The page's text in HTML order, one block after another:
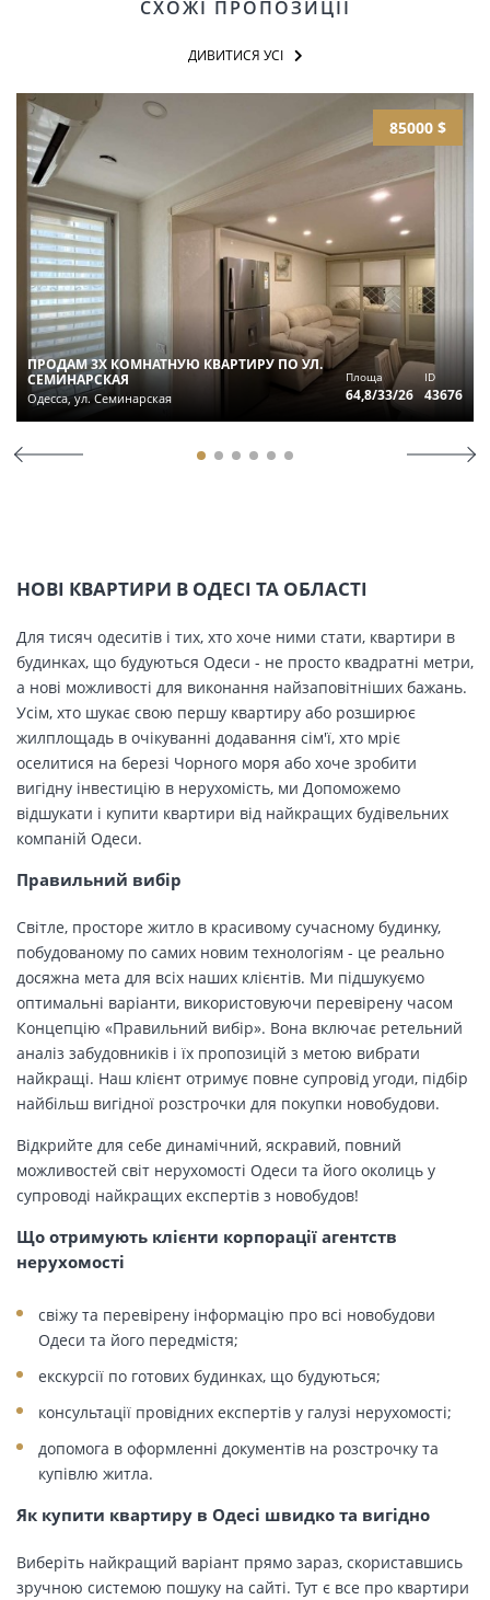
СХОЖІ ПРОПОЗИЦІЇ
ДИВИТИСЯ УСІ
85000 $
ПРОДАМ 3Х КОМНАТНУЮ КВАРТИРУ ПО УЛ.
СЕМИНАРСКАЯ
Одесса, ул. Семинарская
Площа
64,8/33/26
ID
43676
НОВІ КВАРТИРИ В ОДЕСІ ТА ОБЛАСТІ
Для тисяч одеситів і тих, хто хоче ними стати, квартири в
будинках, що будуються Одеси - не просто квадратні метри,
а нові можливості для виконання найзаповітніших бажань.
Усім, хто шукає свою першу квартиру або розширює
жилплощадь в очікуванні додавання сім'ї, хто мріє
оселитися на березі Чорного моря або хоче зробити
вигідну інвестицію в нерухомість, ми Допоможемо
відшукати і купити квартири від найкращих будівельних
компаній Одеси.
Правильний вибір
Світле, просторе житло в красивому сучасному будинку,
побудованому по самих новим технологіям - це реально
досяжна мета для всіх наших клієнтів. Ми підшукуємо
оптимальні варіанти, використовуючи перевірену часом
Концепцію «Правильний вибір». Вона включає ретельний
аналіз забудовників і їх пропозицій з метою вибрати
найкращі. Наш клієнт отримує повне супровід угоди, підбір
найбільш вигідної розстрочки для покупки новобудови.
Відкрийте для себе динамічний, яскравий, повний
можливостей світ нерухомості Одеси та його околиць у
супроводі найкращих експертів з новобудов!
Що отримують клієнти корпорації агентств
нерухомості
свіжу та перевірену інформацію про всі новобудови
Одеси та його передмістя;
екскурсії по готових будинках, що будуються;
консультації провідних експертів у галузі нерухомості;
допомога в оформленні документів на розстрочку та
купівлю житла.
Як купити квартиру в Одесі швидко та вигідно
Виберіть найкращий варіант прямо зараз, скориставшись
зручною системою пошуку на сайті. Тут є все про квартири